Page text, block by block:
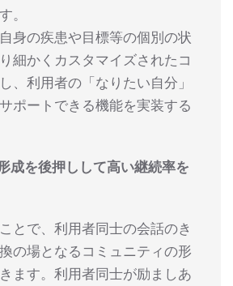
。
身の疾患や目標等の個別の状
細かくカスタマイズされたコ
、利用者の「なりたい自分」
ポートできる機能を実装する
成を後押しして高い継続率を
とで、利用者同士の会話のき
の場となるコミュニティの形
ます。利用者同士が励ましあ